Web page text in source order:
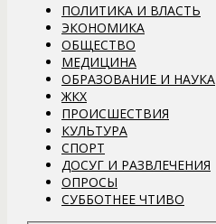
ПОЛИТИКА И ВЛАСТЬ
ЭКОНОМИКА
ОБЩЕСТВО
МЕДИЦИНА
ОБРАЗОВАНИЕ И НАУКА
ЖКХ
ПРОИСШЕСТВИЯ
КУЛЬТУРА
СПОРТ
ДОСУГ И РАЗВЛЕЧЕНИЯ
ОПРОСЫ
СУББОТНЕЕ ЧТИВО